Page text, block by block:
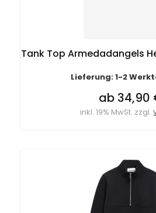
Tank Top Armedadangels
Lieferung: 1-2
ab 34,90
inkl. 19% MwSt. zzgl.